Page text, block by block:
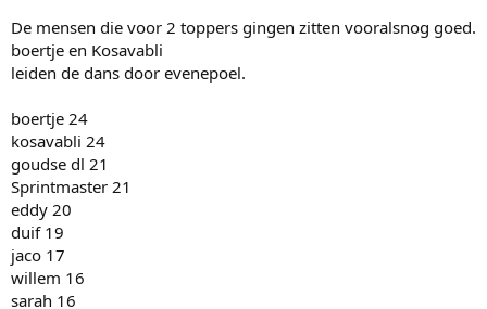
De mensen die voor 2 toppers gingen zitten vooralsnog goed.
boertje en Kosavabli
leiden de dans door evenepoel.
boertje 24
kosavabli 24
goudse dl 21
Sprintmaster 21
eddy 20
duif 19
jaco 17
willem 16
sarah 16